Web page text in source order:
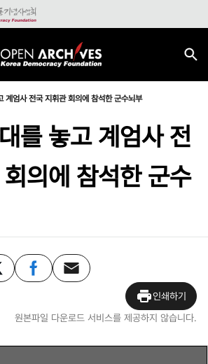
계엄사 전국 지휘관 회의에 참석한 군수뇌부
를 놓고 계엄사 전
의에 참석한 군수
인쇄하기
원본파일 다운로드 서비스를 제공하지 않습니다.